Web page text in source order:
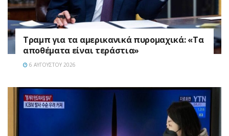
Τραμπ για τα αμερικανικά πυρομαχικά: «Τα
αποθέματα είναι τεράστια»
6 ΑΥΓΟΎΣΤΟΥ 2026